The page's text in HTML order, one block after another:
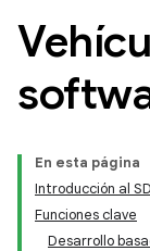
En esta página
Introducción al
Funciones clave
Desarrollo